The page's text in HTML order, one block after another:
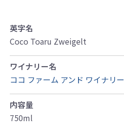
英字名
Coco Toaru Zweigelt
ワイナリー名
ココ ファーム アンド ワイナリー
内容量
750ml